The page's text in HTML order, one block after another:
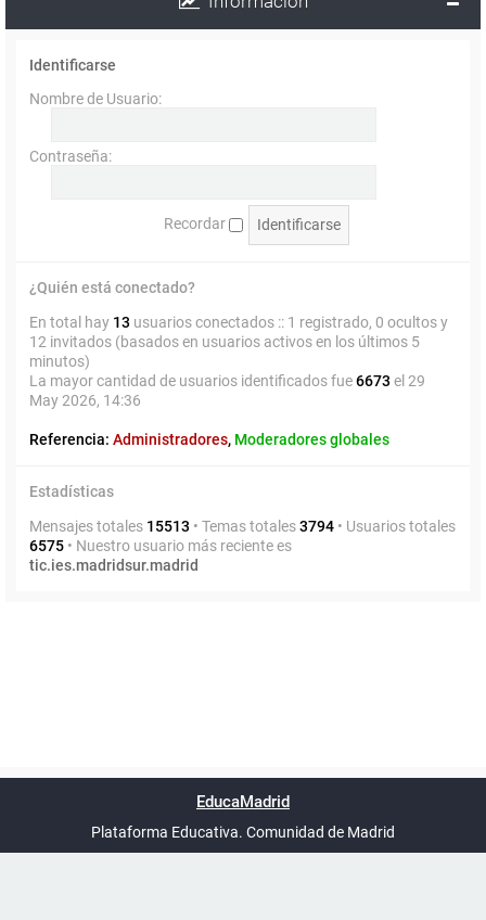
Identificarse
Nombre de Usuario:
Contraseña:
Recordar
¿Quién está conectado?
En total hay 13 usuarios conectados :: 1 registrado, 0 ocultos y
12 invitados (basados en usuarios activos en los últimos 5
minutos)
La mayor cantidad de usuarios identificados fue6673 el 29
May 2026, 14:36
Referencia: Administradores, Moderadores globales
Estadísticas
Mensajes totales 15513 • Temas totales3794 • Usuarios totales
6575 • Nuestro usuario más reciente es
tic.ies.madridsur.madrid
UTC+02:00
phpBB España
EducaMadrid
Plataforma Educativa. Comunidad de Madrid